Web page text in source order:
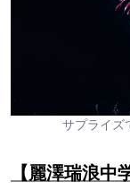
サプライズ
【麗澤瑞浪